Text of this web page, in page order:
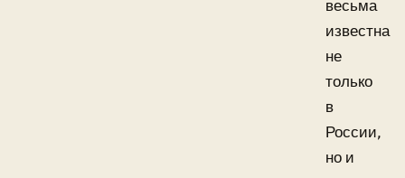
весьма
известна
не
только
в
России,
но и